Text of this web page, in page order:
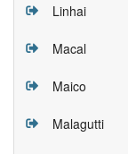
Linhai
Macal
Maico
Malagutti